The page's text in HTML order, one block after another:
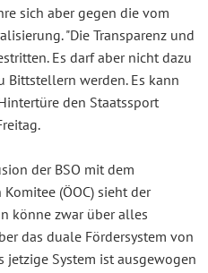
sich aber gegen die vom
"Die Transparenz und
Es darf aber nicht dazu
Bittstellern werden. Es kann
den Staatssport
der BSO mit dem
(ÖOC) sieht der
könne zwar über alles
das duale Fördersystem von
jetzige System ist ausgewogen